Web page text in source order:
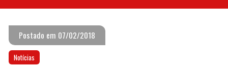
Postado em 07/02/2018
Notícias